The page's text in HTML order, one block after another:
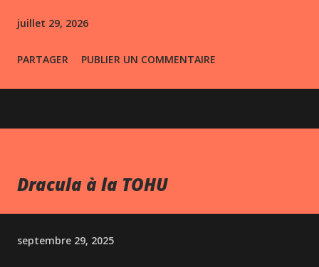
juillet 29, 2026
PARTAGER PUBLIER UN COMMENTAIRE
Dracula à la TOHU
septembre 29, 2025